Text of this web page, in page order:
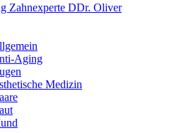
Zahnexperte DDr. Oliver
Aging
Medizin